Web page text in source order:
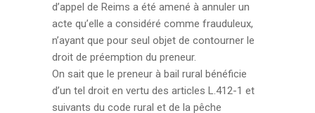
d’appel de Reims a été amené à annuler un
acte qu’elle a considéré comme frauduleux,
n’ayant que pour seul objet de contourner le
droit de préemption du preneur.
On sait que le preneur à bail rural bénéficie
d’un tel droit en vertu des articles L.412-1 et
suivants du code rural et de la pêche